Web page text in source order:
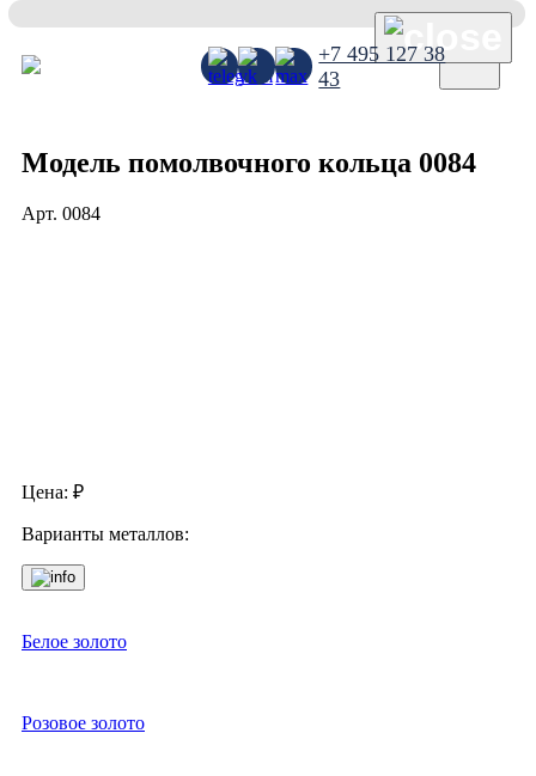
+7 495 127 38
43
Модель помолвочного кольца 0084
Арт. 0084
Цена: ₽
Варианты металлов:
Белое золото
Розовое золото
×